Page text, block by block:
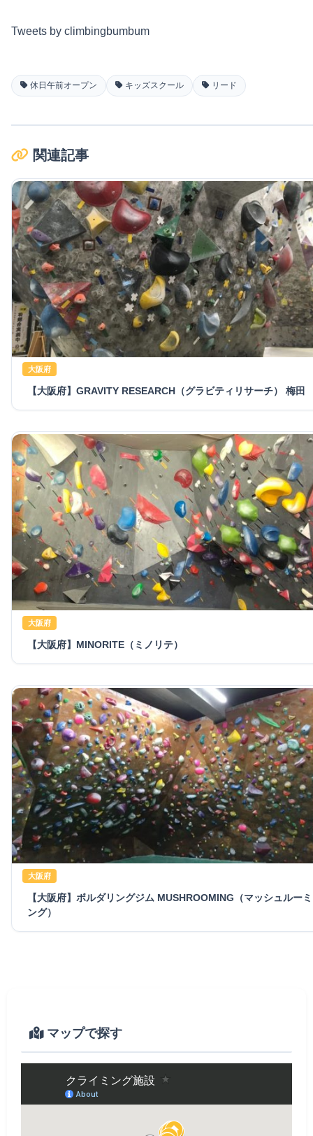
Tweets by climbingbumbum
休日午前オープン キッズスクール リード
関連記事
大阪府
【大阪府】GRAVITY RESEARCH（グラビティリサーチ） 梅田
大阪府
【大阪府】MINORITE（ミノリテ）
大阪府
【大阪府】ボルダリングジム MUSHROOMING（マッシュルーミ
ング）
マップで探す